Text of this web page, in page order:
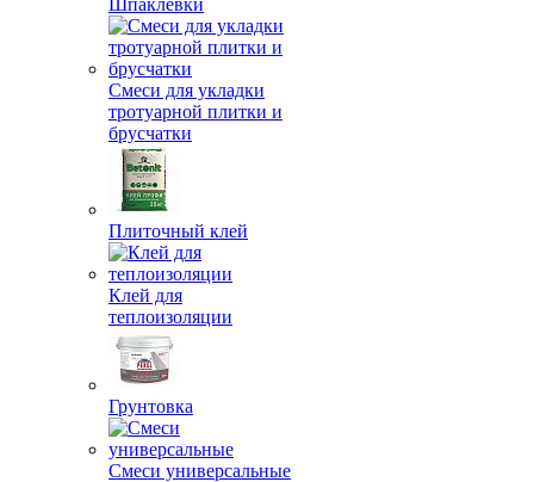
Шпаклевки
Смеси для укладки
тротуарной плитки и
брусчатки
Плиточный клей
Клей для
теплоизоляции
Грунтовка
Смеси универсальные